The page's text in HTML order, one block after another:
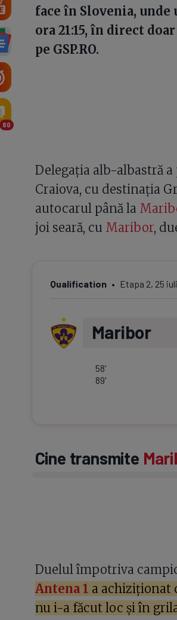
80
face în Slovenia, unde
ora 21:15, în direct
pe GSP.RO.
Delegația alb-albastră
Craiova, cu destinația
autocarul până la
joi seară, cu Maribor,
Qualification Etapa 2, 25
58'
89'
Maribor
Cine transmite
Duelul împotriva
Antena 1 a achiziționat
nu i-a făcut loc și în